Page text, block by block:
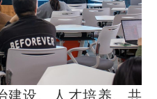
建设、人才培养、共